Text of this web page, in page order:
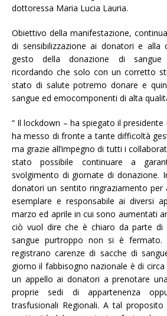
dottoressa Maria Lucia Lauria.
Obiettivo della manifestazione,
di sensibilizzazione ai donatori e alla
gesto della donazione di sangue
ricordando che solo con un corretto
stato di salute potremo donare e
sangue ed emocomponenti di alta
“ Il lockdown – ha spiegato il
ha messo di fronte a tante difficoltà
ma grazie all’impegno di tutti i
stato possibile continuare a
svolgimento di giornate di donazione.
donatori un sentito ringraziamento
esemplare e responsabile ai diversi
marzo ed aprile in cui sono aumentati
ciò vuol dire che è chiaro da parte
sangue purtroppo non si è
registrano carenze di sacche di
giorno il fabbisogno nazionale è di
un appello ai donatori a prenotare
proprie sedi di appartenenza
trasfusionali Regionali. A tal